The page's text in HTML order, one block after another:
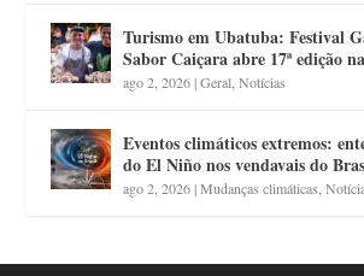
Turismo em Ubatuba: Festival
Sabor Caiçara abre 17ª edição
ago 2, 2026|Geral,Notícias
Eventos climáticos extremos:
do El Niño nos vendavais do
ago 2, 2026|Mudanças climáticas,